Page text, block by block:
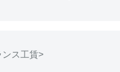
ス工賃>